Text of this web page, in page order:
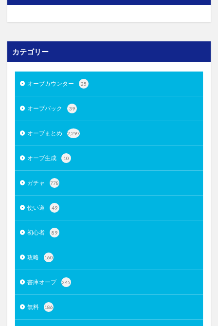
カテゴリー
オーブカウンター 25
オーブバック 39
オーブまとめ 2,297
オーブ生成 10
ガチャ 778
使い道 49
初心者 89
攻略 160
書庫オーブ 245
無料 186